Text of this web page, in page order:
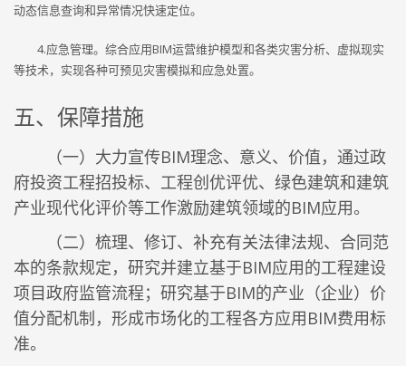
动态信息查询和异常情况快速定位。
4.应急管理。综合应用BIM运营维护模型和各类灾害分析、虚拟现实
等技术，实现各种可预见灾害模拟和应急处置。
五、保障措施
（一）大力宣传BIM理念、意义、价值，通过政
府投资工程招投标、工程创优评优、绿色建筑和建筑
产业现代化评价等工作激励建筑领域的BIM应用。
（二）梳理、修订、补充有关法律法规、合同范
本的条款规定，研究并建立基于BIM应用的工程建设
项目政府监管流程；研究基于BIM的产业（企业）价
值分配机制，形成市场化的工程各方应用BIM费用标
准。